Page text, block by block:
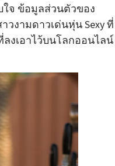
ใจ ข้อมูลส่วนตัวของ
งามดาวเด่นหุ่น Sexy ที่
งเอาไว้บนโลกออนไลน์